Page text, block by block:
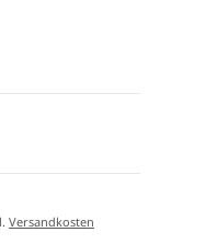
Versandkosten